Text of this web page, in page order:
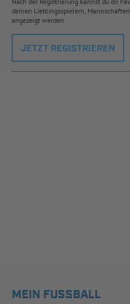
deinen Lieblingsspielern,
angezeigt werden.
JETZT REGISTRIEREN
MEIN FUSSBALL